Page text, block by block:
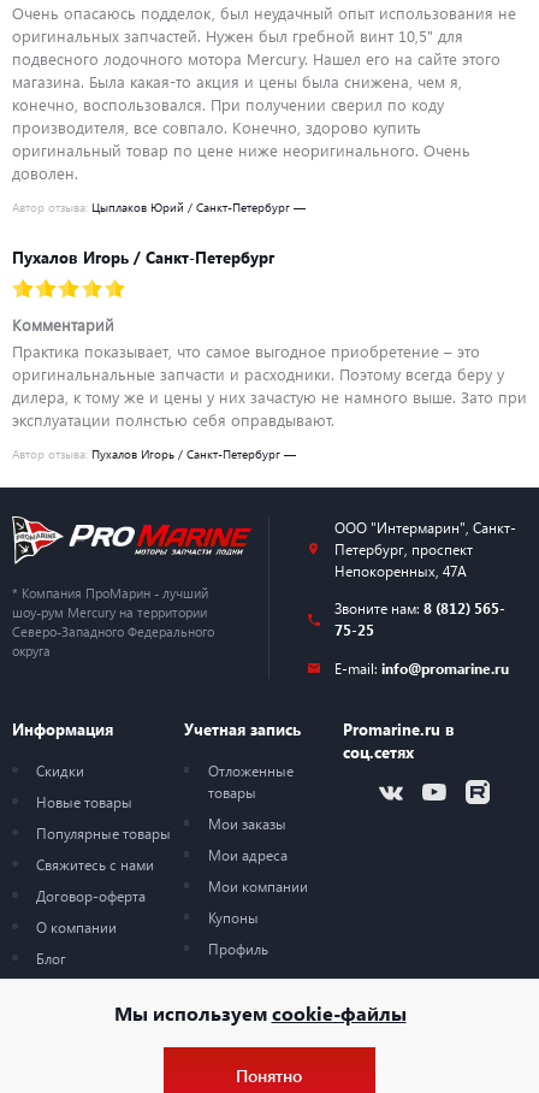
Очень опасаюсь подделок, был неудачный опыт использования не
оригинальных запчастей. Нужен был гребной винт 10,5" для
подвесного лодочного мотора Mercury. Нашел его на сайте этого
магазина. Была какая-то акция и цены была снижена, чем я,
конечно, воспользовался. При получении сверил по коду
производителя, все совпало. Конечно, здорово купить
оригинальный товар по цене ниже неоригинального. Очень
доволен.
Автор отзыва: Цыплаков Юрий / Санкт-Петербург —
Пухалов Игорь / Санкт-Петербург
Комментарий
Практика показывает, что самое выгодное приобретение – это
оригинальнальные запчасти и расходники. Поэтому всегда беру у
дилера, к тому же и цены у них зачастую не намного выше. Зато при
эксплуатации полнстью себя оправдывают.
Автор отзыва: Пухалов Игорь / Санкт-Петербург —
Мы используемcookie-файлы
Понятно
* Компания ПроМарин - лучший
шоу-рум Mercury на территории
Северо-Западного Федерального
округа
ООО "Интермарин" Санкт-
Петербург, проспект
Непокоренных, 47А
Звоните нам: 8 (812) 565-
75-25
E-mail: info@promarine.ru
Информация
Скидки
Новые товары
Популярные товары
Свяжитесь с нами
Договор-оферта
О компании
Блог
Учетная запись
Отложенные
товары
Мои заказы
Мои адреса
Мои компании
Купоны
Профиль
Promarine.ru в
соц.сетях